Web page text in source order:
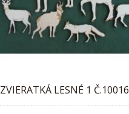
ZVIERATKÁ LESNÉ 1 Č.10016